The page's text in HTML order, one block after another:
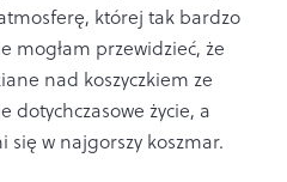
której tak bardzo
mogłam przewidzieć, że
nad koszyczkiem ze
dotychczasowe życie, a
w najgorszy koszmar.